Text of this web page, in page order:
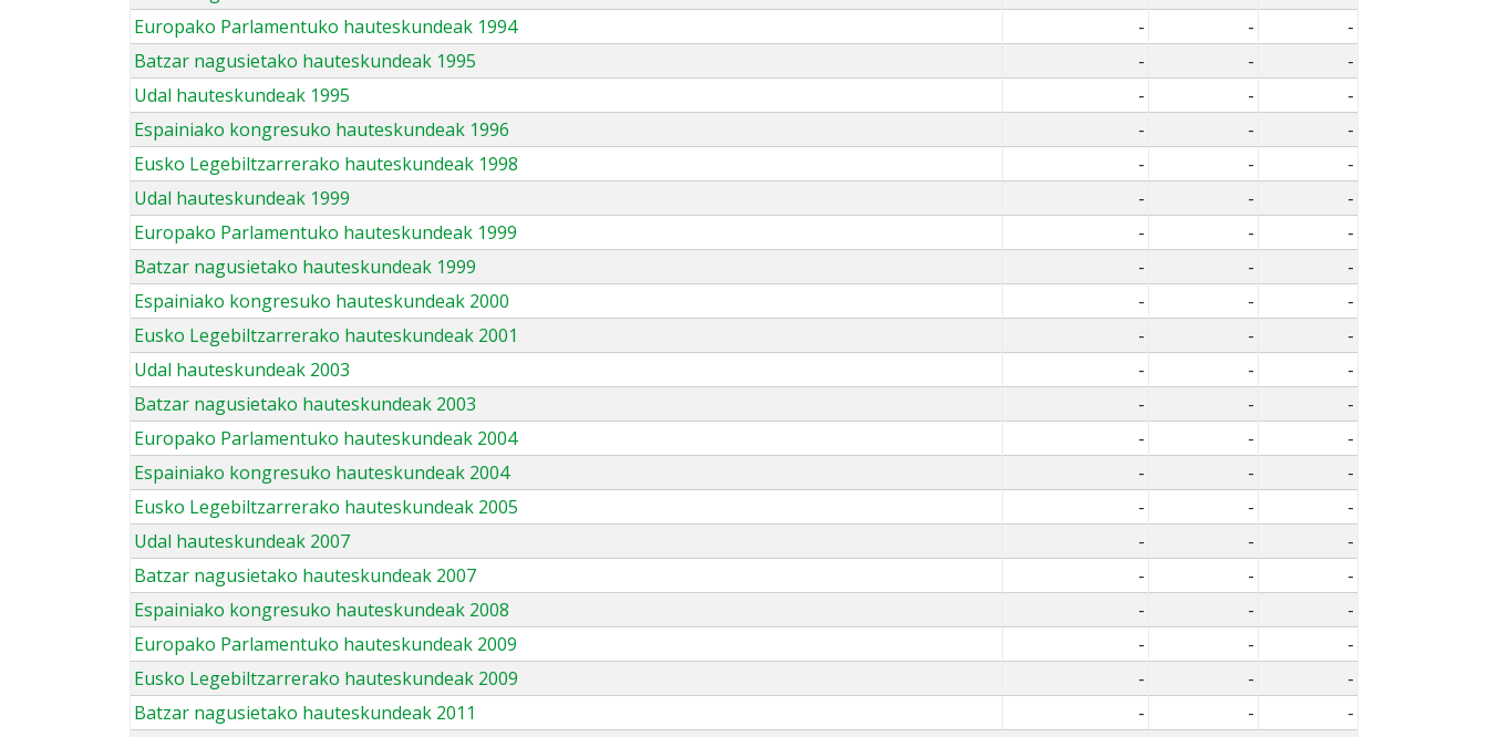
Europako Parlamentuko hauteskundeak 1994
- -
-
Batzar nagusietako hauteskundeak 1995
- -
-
Udal hauteskundeak 1995
- -
-
Espainiako kongresuko hauteskundeak 1996
- -
-
Eusko Legebiltzarrerako hauteskundeak 1998
- -
-
Udal hauteskundeak 1999
- -
-
Europako Parlamentuko hauteskundeak 1999
- -
-
Batzar nagusietako hauteskundeak 1999
- -
-
Espainiako kongresuko hauteskundeak 2000
- -
-
Eusko Legebiltzarrerako hauteskundeak 2001
- -
-
Udal hauteskundeak 2003
- -
-
Batzar nagusietako hauteskundeak 2003
- -
-
Europako Parlamentuko hauteskundeak 2004
- -
-
Espainiako kongresuko hauteskundeak 2004
- -
-
Eusko Legebiltzarrerako hauteskundeak 2005
- -
-
Udal hauteskundeak 2007
- -
-
Batzar nagusietako hauteskundeak 2007
- -
-
Espainiako kongresuko hauteskundeak 2008
- -
-
Europako Parlamentuko hauteskundeak 2009
- -
-
Eusko Legebiltzarrerako hauteskundeak 2009
- -
-
Batzar nagusietako hauteskundeak 2011
- -
-